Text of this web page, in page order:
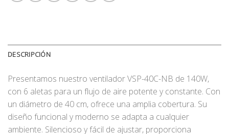
DESCRIPCIÓN
Presentamos nuestro ventilador VSP-40C-NB de 140W,
con 6 aletas para un flujo de aire potente y constante. Con
un diámetro de 40 cm, ofrece una amplia cobertura. Su
diseño funcional y moderno se adapta a cualquier
ambiente. Silencioso y fácil de ajustar, proporciona